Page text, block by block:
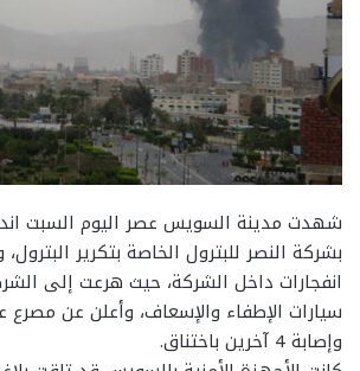
شهدت مدينة السويس عصر اليوم السبت
بشركة النصر للبترول الخاصة بتكرير
انفجارات داخل الشركة، حيث هرعت إلى
سيارات الإطفاء والإسعاف، وأعلن عن مصرع
وإصابة 4 آخرين باختناق.